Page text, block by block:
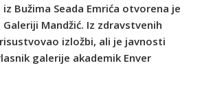
Bužima Seada Emrića otvorena je
Mandžić. Iz zdravstvenih
izložbi, ali je javnosti
galerije akademik Enver